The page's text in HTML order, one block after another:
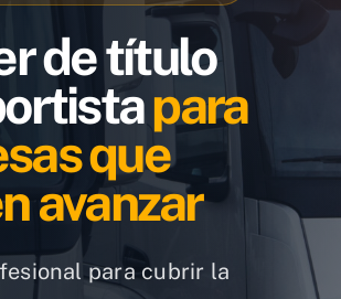
de título
para
que
avanzar
para cubrir la